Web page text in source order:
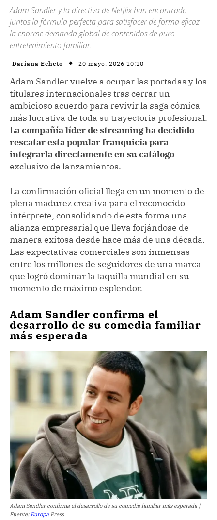
Adam Sandler y la directiva de Netflix han encontrado
juntos la fórmula perfecta para satisfacer de forma eficaz
la enorme demanda global de contenidos de puro
entretenimiento familiar.
Dariana Echeto 20 mayo, 2026 10:10
Adam Sandler vuelve a ocupar las portadas y los
titulares internacionales tras cerrar un
ambicioso acuerdo para revivir la saga cómica
más lucrativa de toda su trayectoria profesional.
La compañía líder de streaming ha decidido
rescatar esta popular franquicia para
integrarla directamente en su catálogo
exclusivo de lanzamientos.
La confirmación oficial llega en un momento de
plena madurez creativa para el reconocido
intérprete, consolidando de esta forma una
alianza empresarial que lleva forjándose de
manera exitosa desde hace más de una década.
Las expectativas comerciales son inmensas
entre los millones de seguidores de una marca
que logró dominar la taquilla mundial en su
momento de máximo esplendor.
Adam Sandler confirma el
desarrollo de su comedia familiar
más esperada
Adam Sandler confirma el desarrollo de su comedia familiar más esperada |
Fuente:Europa Press